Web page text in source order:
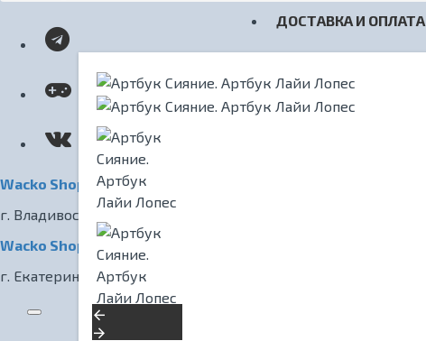
Wacko Shop Владивосток
г. Владивосток, ул. Светланская, 7
Wacko Shop Екатеринбург
г. Екатеринбург, ул. Радищева, 1
ДОСТАВКА И ОПЛАТА
КОНТАКТЫ
КИНОТЕАТР